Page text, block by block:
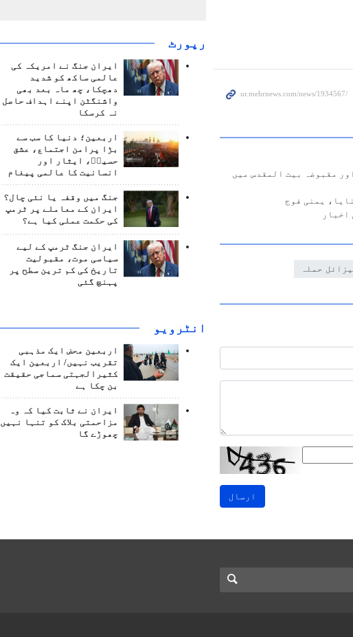
مقبوضہ بیت المقدس میں
یمنی فوج
حملہ
ارسال
رپورٹ
ایران جنگ نے امریکہ کی
عالمی ساکھ کو شدید
دھچکا، چھ ماہ بعد بھی
واشنگٹن اپنے اہداف حاصل
نہ کرسکا
اربعین؛ دنیا کا سب سے
بڑا پرامن اجتماع، عشق
حسینؑ، ایثار اور
انسانیت کا عالمی پیغام
جنگ میں وقفہ یا نئی چال؟
ایران کے معاملے پر ٹرمپ
کی حکمت عملی کیا ہے؟
ایران جنگ ٹرمپ کے لیے
سیاسی موت، مقبولیت
تاریخ کی کم ترین سطح پر
پہنچ گئی
انٹرويو
اربعین محض ایک مذہبی
تقریب نہیں/ اربعین ایک
کثیرالجہتی سماجی حقیقت
بن چکا ہے
ایران نے ثابت کیا کہ وہ
مزاحمتی بلاک کو تنہا نہیں
چھوڑے گا